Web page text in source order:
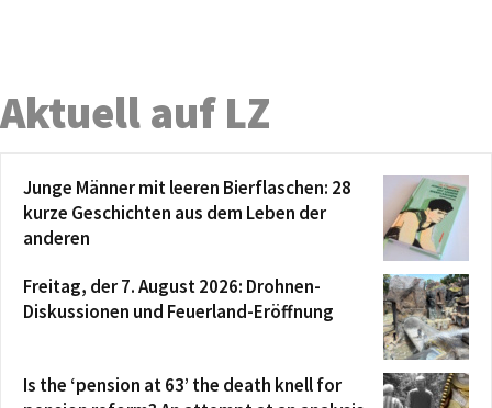
Aktuell auf LZ
Junge Männer mit leeren Bierflaschen: 28
kurze Geschichten aus dem Leben der
anderen
Freitag, der 7. August 2026: Drohnen-
Diskussionen und Feuerland-Eröffnung
Is the ‘pension at 63’ the death knell for